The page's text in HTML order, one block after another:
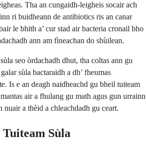
Tha an cungaidh-leigheis socair ach
ri buidheann de antibiotics ris an canar
le bhith a’ cur stad air bacteria cronail bho
ann am fìneachan do shùilean.
seo òrdachadh dhut, tha coltas ann gu
sùla bactaraidh a dh’ fheumas
Is e an deagh naidheachd gu bheil tuiteam
air a fhulang gu math agus gun urrainn
nuair a thèid a chleachdadh gu ceart.
Tuiteam Sùla